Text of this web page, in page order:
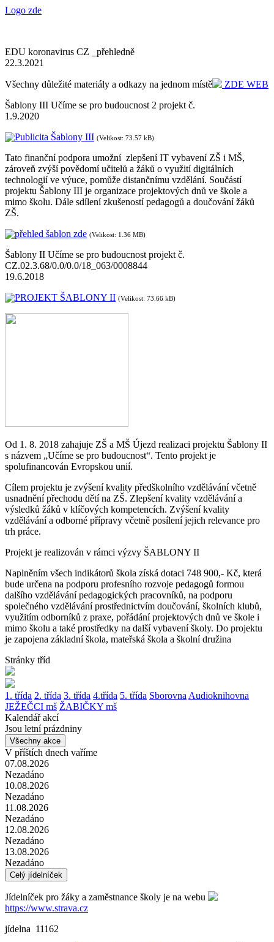
Logo zde
EDU koronavirus CZ _přehledně
22.3.2021
Všechny důležité materiály a odkazy na jednom místě
ZDE WEB
Šablony III Učíme se pro budoucnost 2 projekt č.
1.9.2020
Publicita Šablony III (Velikost: 73.57 kB)
Tato finanční podpora umožní zlepšení IT vybavení ZŠ i MŠ,
zároveň zvýší povědomí učitelů a žáků o využití digitálních
technologií ve výuce, pomůže distančnímu vzdělání. Součástí
projektu Šablony III je organizace projektových dnů ve škole a
mimo školu. Dále sdílení zkušeností pedagogů a doučování žáků
ZŠ.
přehled šablon zde (Velikost: 1.36 MB)
Šablony II Učíme se pro budoucnost projekt č.
CZ.02.3.68/0.0/0.0/18_063/0008844
19.6.2018
PROJEKT ŠABLONY II (Velikost: 73.66 kB)
Od 1. 8. 2018 zahajuje ZŠ a MŠ Újezd realizaci projektu Šablony II
s názvem „Učíme se pro budoucnost“. Tento projekt je
spolufinancován Evropskou unií.
Cílem projektu je zvýšení kvality předškolního vzdělávání včetně
usnadnění přechodu dětí na ZŠ. Zlepšení kvality vzdělávání a
výsledků žáků v klíčových kompetencích. Zvýšení kvality
vzdělávání a odborné přípravy včetně posílení jejich relevance pro
trh práce.
Projekt je realizován v rámci výzvy ŠABLONY II
Naplněním všech indikátorů škola získá dotaci 748 900,- Kč, která
bude určena na podporu profesního rozvoje pedagogů formou
dalšího vzdělávání pedagogických pracovníků, na podporu
společného vzdělávání prostřednictvím doučování, školních klubů,
využitím odborníků z praxe, pořádání projektových dnů ve škole i
mimo školu a také prostředky na další vybavení školy. Do projektu
je zapojena základní škola, mateřská škola a školní družina
Stránky tříd
1. třída 2. třída 3. třída 4.třída 5. třída Sborovna Audioknihovna
JEŽEČCI mš ŽABIČKY mš
Kalendář akcí
Jsou letní prázdniny
Všechny akce
V příštích dnech vaříme
07.08.2026
Nezadáno
10.08.2026
Nezadáno
11.08.2026
Nezadáno
12.08.2026
Nezadáno
13.08.2026
Nezadáno
Celý jídelníček
Jídelníček pro žáky a zaměstnance školy je na webu
https://www.strava.cz
jídelna 11162